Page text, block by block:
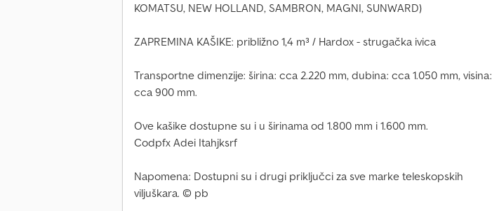
KOMATSU, NEW HOLLAND, SAMBRON, MAGNI, SUNWARD)
ZAPREMINA KAŠIKE: približno 1,4 m³ / Hardox - strugačka ivica
Transportne dimenzije: širina: cca 2.220 mm, dubina: cca 1.050 mm, visina:
cca 900 mm.
Ove kašike dostupne su i u širinama od 1.800 mm i 1.600 mm.
Codpfx Adei Itahjksrf
Napomena: Dostupni su i drugi priključci za sve marke teleskopskih
viljuškara. © pb